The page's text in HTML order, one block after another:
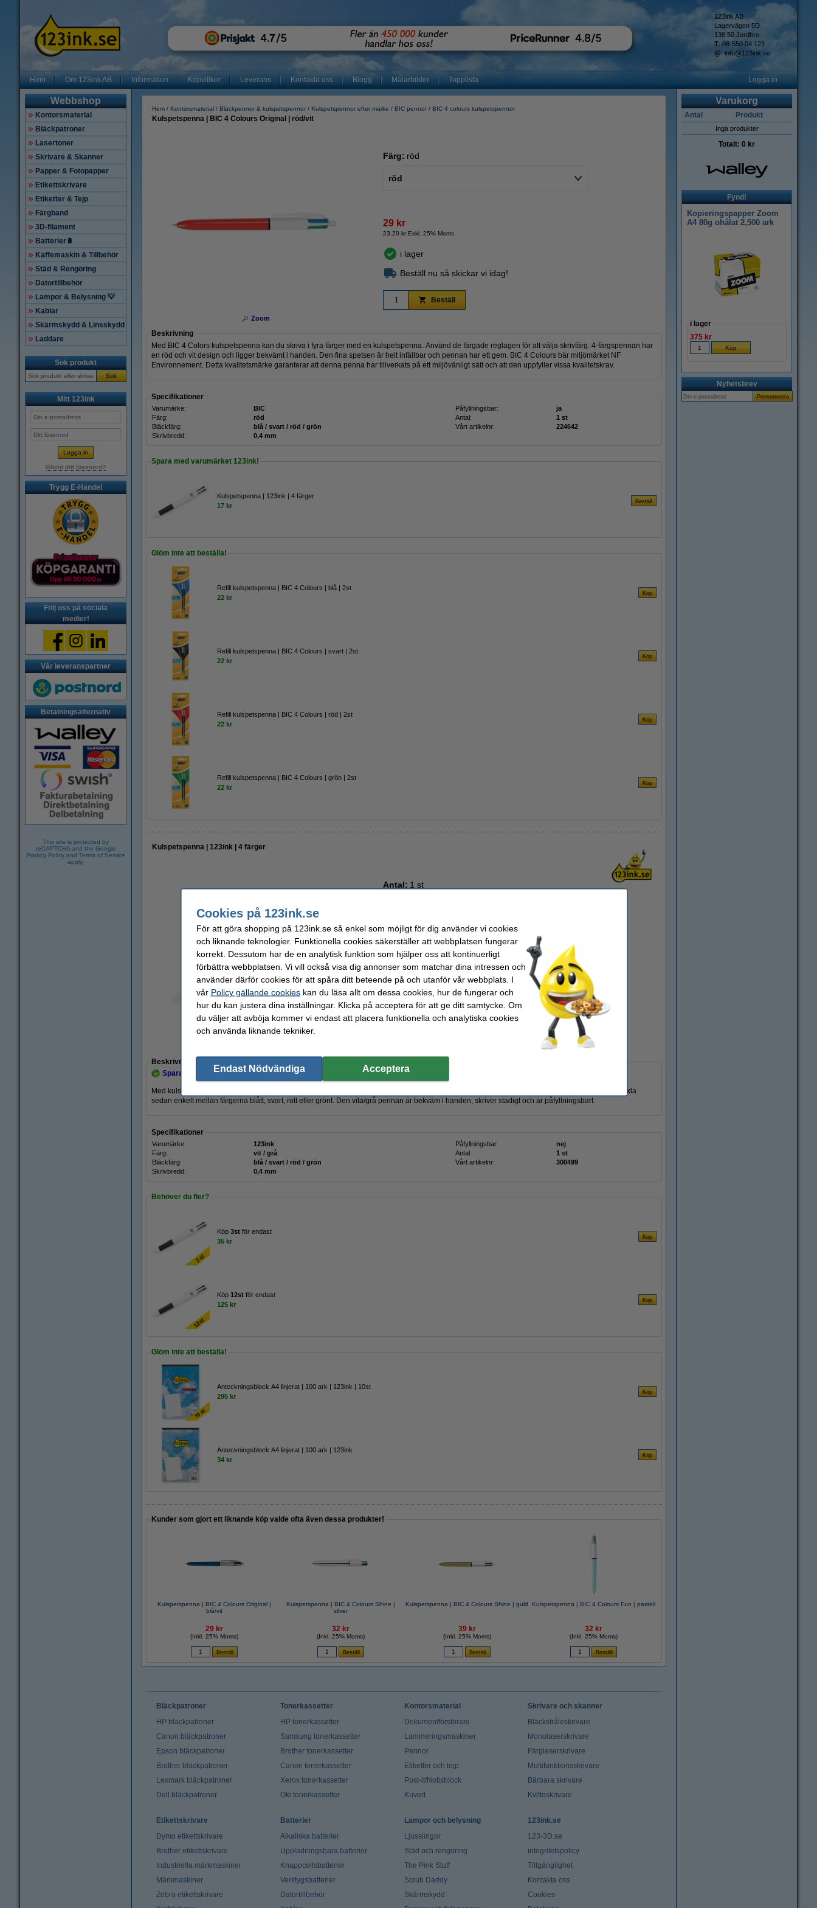
123ink AB
Lagervägen 5D
136 50 Jordbro
T: 08-550 04 123
@: info@123ink.se
Hem Om 123ink AB Information Köpvillkor Leverans Kontakta oss Blogg Målarbilder Topplista Logga in
Webbshop
Kontorsmaterial
Bläckpatroner
Lasertoner
Skrivare & Skanner
Papper & Fotopapper
Etikettskrivare
Etiketter & Tejp
Färgband
3D-filament
Batterier🔋
Kaffemaskin & Tillbehör
Städ & Rengöring
Datortillbehör
Lampor & Belysning 💡
Kablar
Skärmskydd & Linsskydd
Laddare
Sök produkt
Sök
Mitt 123ink
Glömt ditt lösenord?
Trygg E-Handel
Följ oss på sociala
medier!
Vår leveranspartner
Betalningsalternativ
This site is protected by
reCAPTCHA and the Google
Privacy Policy and Terms of Service
apply.
Hem Kontorsmaterial Bläckpennor & kulspetspennor Kulspetspennor efter märke BIC pennor BIC 4 colours kulspetspennor
Kulspetspenna | BIC 4 Colours Original | röd/vit
Zoom
Färg: röd
röd
29 kr
23,20 kr Exkl. 25% Moms
i lager
Beställ nu så skickar vi idag!
Beställ
Beskrivning
Med BIC 4 Colors kulspetspenna kan du skriva i fyra färger med en kulspetspenna. Använd de färgade reglagen för att välja skrivfärg. 4-färgspennan har
en röd och vit design och ligger bekvämt i handen. Den fina spetsen är helt infällbar och pennan har ett gem. BIC 4 Colours bär miljömärket NF
Environnement. Detta kvalitetsmärke garanterar att denna penna har tillverkats på ett miljövänligt sätt och att den uppfyller vissa kvalitetskrav.
Specifikationer
Varumärke: BIC Påfyllningsbar:
ja
Färg:
röd Antal:
1 st
Bläckfärg:
blå / svart / röd / grön Vårt artikelnr:
224642
Skrivbredd:
0,4 mm
Spara med varumärket 123ink!
Kulspetspenna | 123ink | 4 färger
17 kr
Glöm inte att beställa!
Refill kulspetspenna | BIC 4 Colours | blå | 2st
22 kr
Refill kulspetspenna | BIC 4 Colours | svart | 2st
22 kr
Refill kulspetspenna | BIC 4 Colours | röd | 2st
22 kr
Refill kulspetspenna | BIC 4 Colours | grön | 2st
22 kr
Kulspetspenna | 123ink | 4 färger
Antal: 1 st
17 kr
i lager
Beställ nu så skickar vi idag!
Beskrivning
Spara upp till
41,4%med varumärket 123ink.
Med kulspetspennan från 123ink kan du skriva med fyra olika färger med samma penna. Använd de färgade reglagen för att välja rätt färg och växla
sedan enkelt mellan färgerna blått, svart, rött eller grönt. Den vita/grå pennan är bekväm i handen, skriver stadigt och är påfyllningsbart.
Specifikationer
Varumärke: 123ink Påfyllningsbar:
nej
Färg:
vit / grå Antal:
1 st
Bläckfärg:
blå / svart / röd / grön Vårt artikelnr:
300499
Skrivbredd:
0,4 mm
Behöver du fler?
Köp 3st för endast
35 kr
Köp 12st för endast
125 kr
Glöm inte att beställa!
Anteckningsblock A4 linjerat | 100 ark | 123ink | 10st
295 kr
Anteckningsblock A4 linjerat | 100 ark | 123ink
34 kr
Kunder som gjort ett liknande köp valde ofta även dessa produkter!
Kulspetspenna | BIC 4 Colours Original |
blå/vit
29 kr
(Inkl. 25% Moms)
Kulspetspenna | BIC 4 Colours Shine |
silver
32 kr
(Inkl. 25% Moms)
Kulspetspenna | BIC 4 Colours Shine | guld
39 kr
(Inkl. 25% Moms)
Kulspetspenna | BIC 4 Colours Fun | pastell
32 kr
(Inkl. 25% Moms)
Varukorg
Antal Produkt
Inga produkter
Totalt: 0 kr
Fynd!
Kopieringspapper Zoom
A4 80g ohålat 2,500 ark
i lager
375 kr
Nyhetsbrev
Bläckpatroner
HP bläckpatroner
Canon bläckpatroner
Epson bläckpatroner
Brother bläckpatroner
Lexmark bläckpatroner
Dell bläckpatroner
Tonerkassetter
HP tonerkassetter
Samsung tonerkassetter
Brother tonerkassetter
Canon tonerkassetter
Xerox tonerkassetter
Oki tonerkassetter
Kontorsmaterial
Dokumentförstörare
Lamineringsmaskiner
Pennor
Etiketter och tejp
Post-it/Notisblock
Kuvert
Skrivare och skanner
Bläckstråleskrivare
Monolaserskrivare
Färglaserskrivare
Multifunktionsskrivare
Bärbara skrivare
Kvittoskrivare
Etikettskrivare
Dymo etikettskrivare
Brother etikettskrivare
Industriella märkmaskiner
Märkmaskiner
Zebra etikettskrivare
Batterier
Alkaliska batterier
Uppladningsbara batterier
Knappcellsbatterier
Verktygsbatterier
Datortillbehör
Lampor och belysning
Ljusslingor
Städ och rengöring
The Pink Stuff
Scrub Daddy
Skärmskydd
123ink.se
123-3D.se
integritetspolicy
Tillgänglighet
Kontakta oss
Cookies
Cookies på 123ink.se
För att göra shopping på 123ink.se så enkel som möjligt för dig använder vi cookies
och liknande teknologier. Funktionella cookies säkerställer att webbplatsen fungerar
korrekt. Dessutom har de en analytisk funktion som hjälper oss att kontinuerligt
förbättra webbplatsen. Vi vill också visa dig annonser som matchar dina intressen och
använder därför cookies för att spåra ditt beteende på och utanför vår webbplats. I
vår Policy gällande cookieskan du läsa allt om dessa cookies, hur de fungerar och
hur du kan justera dina inställningar. Klicka på acceptera för att ge ditt samtycke. Om
du väljer att avböja kommer vi endast att placera funktionella och analytiska cookies
och använda liknande tekniker.
Endast Nödvändiga Acceptera